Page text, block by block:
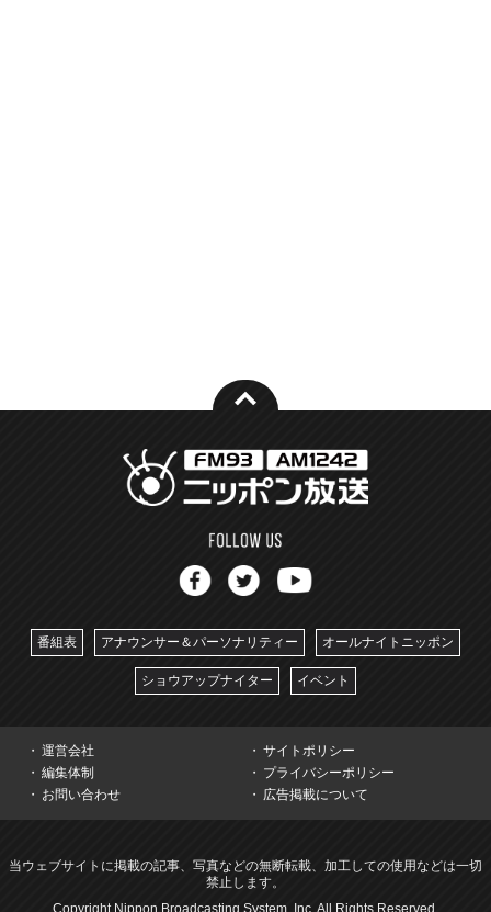
番組表 アナウンサー＆パーソナリティー オールナイトニッポン
ショウアップナイター イベント
運営会社
サイトポリシー
編集体制
プライバシーポリシー
お問い合わせ
広告掲載について
当ウェブサイトに掲載の記事、写真などの無断転載、加工しての使用などは一切
禁止します。
Copyright Nippon Broadcasting System, Inc. All Rights Reserved.